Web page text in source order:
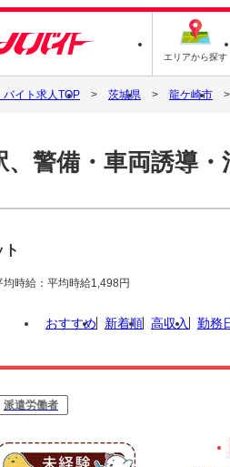
エリアから探す
バイト求人TOP 茨城県 龍ケ崎市
、警備・車両誘導・
均時給：平均時給1,498円
おすすめ 新着順 高収入 勤務
派遣労働者